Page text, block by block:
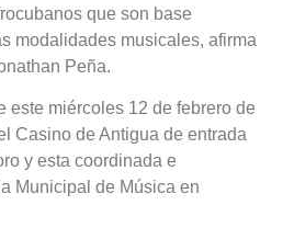
que son base
modalidades musicales, afirma
Peña.
este miércoles 12 de febrero de
Casino de Antigua de entrada
y esta coordinada e
Municipal de Música en